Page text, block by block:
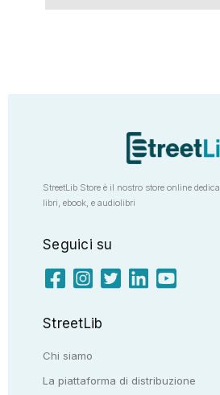
StreetLib Store è il nostro store online
libri, ebook, e audiolibri
Seguici su
StreetLib
Chi siamo
La piattaforma di distribuzione